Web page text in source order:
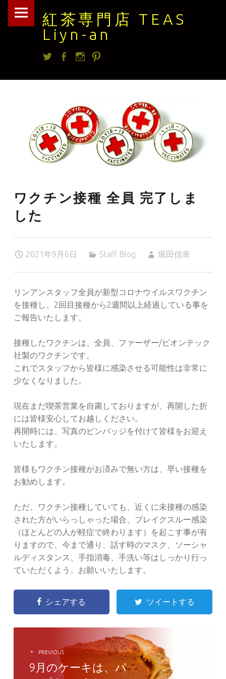
紅茶専門店 TEAS
Liyn-an
紅
navigation
Skip
Twitterfacebook
Instagram
ワクチン接種 全員 完了しま
した
2021年9月6日 Staff Blog 堀田信幸
リンアンスタッフ全員が新型コロナウイルスワクチン
を接種し、2回目接種から2週間以上経過している事を
ご報告いたします。
接種したワクチンは、全員、ファーザー/ビオンテック
社製のワクチンです。
これでスタッフから皆様に感染させる可能性は非常に
少なくなりました。
現在まだ喫茶営業を自粛しておりますが、再開した折
には皆様安心してお越しください。
再開時には、写真のピンバッジを付けて皆様をお迎え
いたします。
皆様もワクチン接種がお済みで無い方は、早い接種を
お勧めします。
ただ、ワクチン接種していても、近くに未接種の感染
された方がいらっしゃった場合、ブレイクスルー感染
（ほとんどの人が軽症で終わります）を起こす事が有
りますので、今まで通り、話す時のマスク、ソーシャ
ルディスタンス、手指消毒、手洗い等はしっかり行っ
ていただくよう、お願いいたします。
シェアする ツイートする
NAVIGATION
PREVIOUS
9月のケーキは、パ